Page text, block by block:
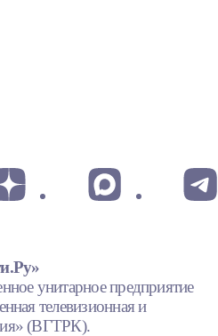
унитарное предприятие
телевизионная и
(ВГТРК).